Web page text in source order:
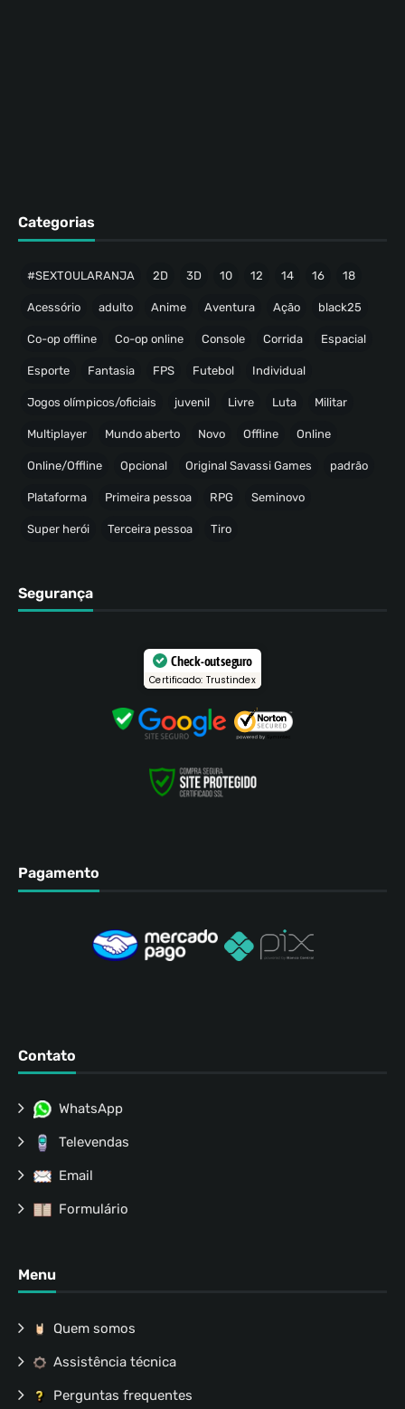
Categorias
#SEXTOULARANJA 2D 3D 10 12 14 16 18
Acessório adulto Anime Aventura Ação black25
Co-op offline Co-op online Console Corrida Espacial
Esporte Fantasia FPS Futebol Individual
Jogos olímpicos/oficiais juvenil Livre Luta Militar
Multiplayer Mundo aberto Novo Offline Online
Online/Offline Opcional Original Savassi Games padrão
Plataforma Primeira pessoa RPG Seminovo
Super herói Terceira pessoa Tiro
Segurança
Check-out seguro
Certificado: Trustindex
Pagamento
Contato
WhatsApp
Televendas
Email
Formulário
Menu
Quem somos
Assistência técnica
Perguntas frequentes